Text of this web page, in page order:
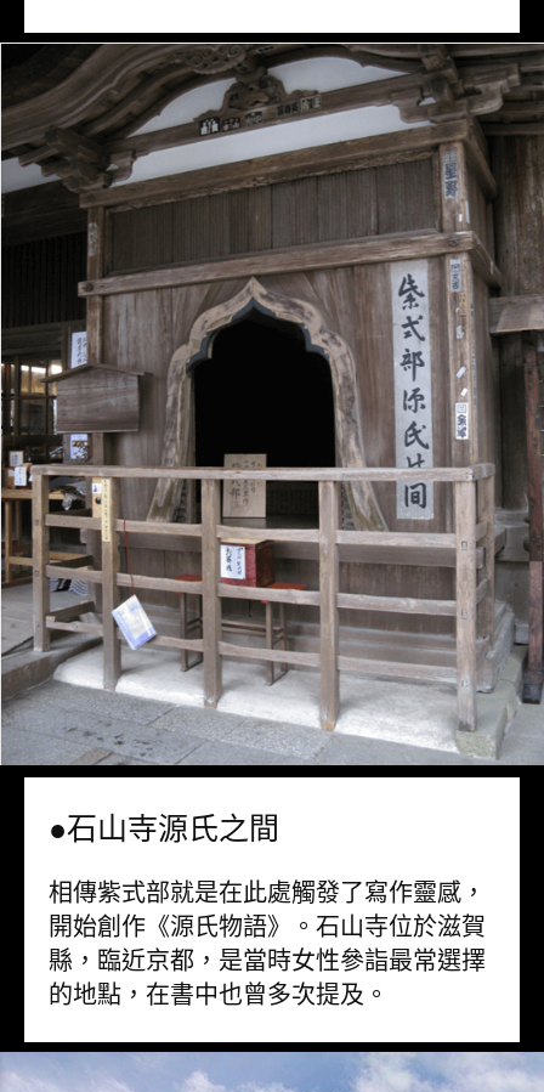
●石山寺源氏之間
相傳紫式部就是在此處觸發了寫作靈感，
開始創作《源氏物語》。石山寺位於滋賀
縣，臨近京都，是當時女性參詣最常選擇
的地點，在書中也曾多次提及。